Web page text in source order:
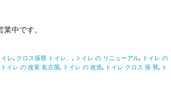
中です。
レ, クロス張替 トイレ、 , トイレ の リニューアル, トイレ の
トイレ の 改装 名古屋, トイレ の 改造, トイレ クロス 張 替, ト